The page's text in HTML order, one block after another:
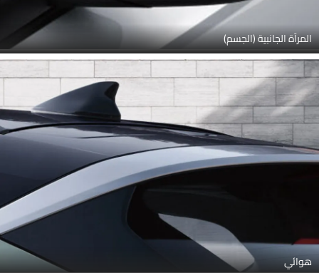
المرآة الجانبية (الجسم)
هوائي